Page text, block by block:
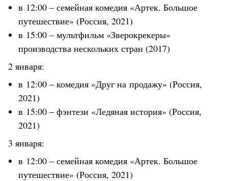
в 12:00 – семейная комедия «Артек. Большое
путешествие» (Россия, 2021)
в 15:00 – мультфильм «Зверокрекеры»
производства нескольких стран (2017)
2 января:
в 12:00 – комедия «Друг на продажу» (Россия,
2021)
в 15:00 – фэнтези «Ледяная история» (Россия,
2021)
3 января:
в 12:00 – семейная комедия «Артек. Большое
путешествие» (Россия, 2021)